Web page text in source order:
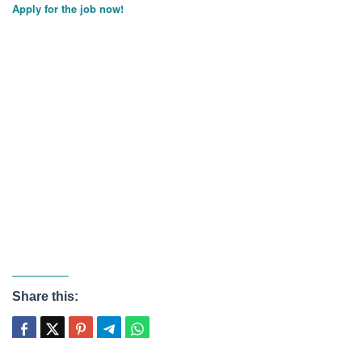
Apply for the job now!
Share this: